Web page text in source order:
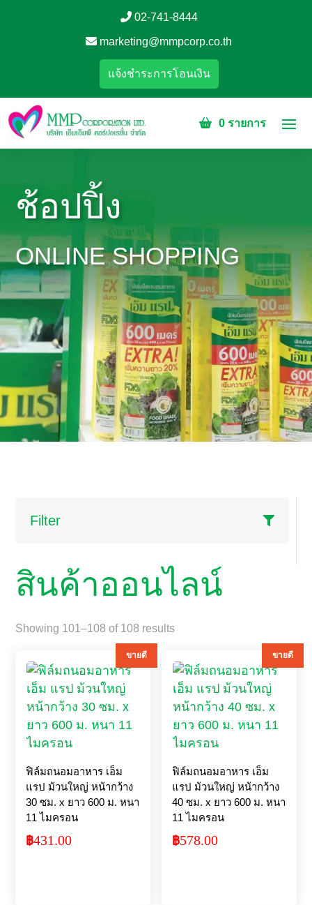
02-741-8444
marketing@mmpcorp.co.th
แจ้งชำระการโอนเงิน
0 รายการ
ช้อปปิ้ง
ONLINE SHOPPING
Filter
สินค้าออนไลน์
Showing 101–108 of 108 resultsSorted
popularity
ขายดี
ฟิล์มถนอมอาหาร เอ็ม
แรป ม้วนใหญ่ หน้ากว้าง
30 ซม. x ยาว 600 ม. หนา
11 ไมครอน
฿431.00
ขายดี
ฟิล์มถนอมอาหาร เอ็ม
แรป ม้วนใหญ่ หน้ากว้าง
40 ซม. x ยาว 600 ม. หนา
11 ไมครอน
฿578.00